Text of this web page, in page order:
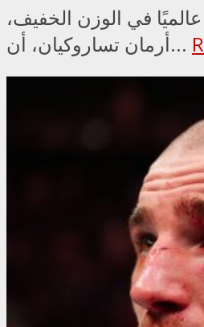
في الوزن الخفيف،
أرمان تساروكيان، أن...